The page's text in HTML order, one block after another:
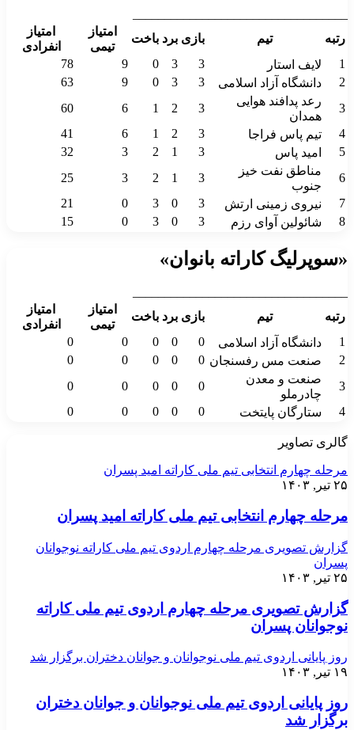
رتبه
تیم بازی برد باخت
امتیاز
تیمی
امتیاز
انفرادی
1
لایف استار 3
3
0
9
78
2
دانشگاه آزاد اسلامی 3
3
0
9
63
3
رعد پدافند هوایی
همدان
3
2
1
6
60
4
تیم پاس فراجا 3
2
1
6
41
5
امید پاس 3
1
2
3
32
6
مناطق نفت خیز
جنوب
3
1
2
3
25
7
نیروی زمینی ارتش 3
0
3
0
21
8
شائولین آوای رزم 3
0
3
0
15
«سوپرلیگ کاراته بانوان»
رتبه
تیم بازی برد باخت
امتیاز
تیمی
امتیاز
انفرادی
1
دانشگاه آزاد اسلامی 0
0
0
0
0
2
صنعت مس رفسنجان 0
0
0
0
0
3
صنعت و معدن
چادرملو
0
0
0
0
0
4
ستارگان پایتخت 0
0
0
0
0
گالری تصاویر
مرحله چهارم انتخابی تیم ملی کاراته امید پسران
۲۵ تیر, ۱۴۰۳
مرحله چهارم انتخابی تیم ملی کاراته امید پسران
گزارش تصویری مرحله چهارم اردوی تیم ملی کاراته نوجوانان
پسران
۲۵ تیر, ۱۴۰۳
گزارش تصویری مرحله چهارم اردوی تیم ملی کاراته
نوجوانان پسران
روز پایانی اردوی تیم ملی نوجوانان و جوانان دختران برگزار شد
۱۹ تیر, ۱۴۰۳
روز پایانی اردوی تیم ملی نوجوانان و جوانان دختران
برگزار شد